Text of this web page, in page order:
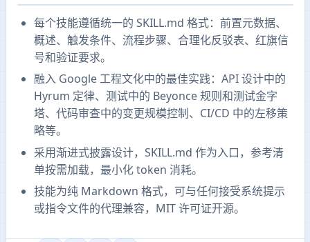
每个技能遵循统一的 SKILL.md 格式：前置元数据、
概述、触发条件、流程步骤、合理化反驳表、红旗信
号和验证要求。
融入 Google 工程文化中的最佳实践：API 设计中的
Hyrum 定律、测试中的 Beyonce 规则和测试金字
塔、代码审查中的变更规模控制、CI/CD 中的左移策
略等。
采用渐进式披露设计，SKILL.md 作为入口，参考清
单按需加载，最小化 token 消耗。
技能为纯 Markdown 格式，可与任何接受系统提示
或指令文件的代理兼容，MIT 许可证开源。